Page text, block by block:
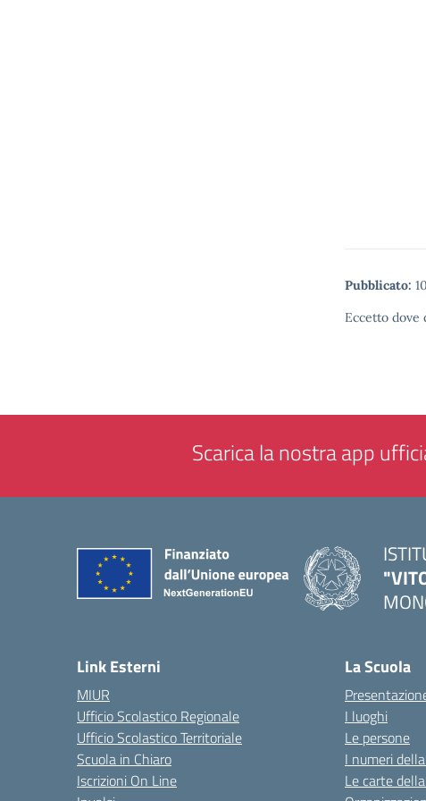
Pubblicato:
Eccetto dove
Scarica la nostra app
Link Esterni
MIUR
Ufficio Scolastico Regionale
Ufficio Scolastico Territoriale
Scuola in Chiaro
Iscrizioni On Line
La Scuola
I luoghi
Le persone
I numeri
Le carte